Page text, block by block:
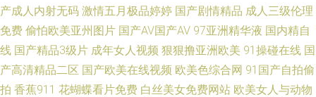
久曰成人 91福利姬影院 国产日韩成人视频 伊人影院欧美 日韩视频一类 亚洲
91成人超碰 五月激情家庭教师婷婷 大香蕉视频99 日韩欧美网站A片 91香蕉
产成人内射无码 激情五月极品婷婷 国产剧情精品 成人三级伦理
免费 偷怕欧美亚州图片 国产AV国产AV 97亚洲精华液 国内精自
线 国产精品3级片 成年女人视频 狠狠撸亚洲欧美 91操碰在线 国
产高清精品二区 国产欧美在线视频 欧美色综合网 91国产自拍偷
拍 香蕉911 花蝴蝶看片免费 白丝美女免费网站 欧美女人与动物